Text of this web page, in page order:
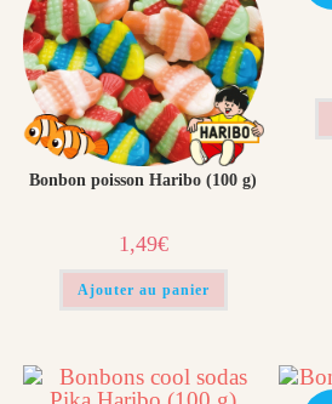
Bonbon poisson Haribo (100 g)​
1,49€
Ajouter au panier